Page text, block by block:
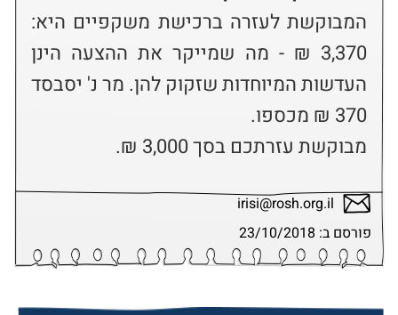
המבוקשת לעזרה ברכישת משקפיים היא:
3,370 ₪ - מה שמייקר את ההצעה הינן
העדשות המיוחדות שזקוק להן. מר נ' יסבסד
מבוקשת עזרתכם בסך 3,000 ₪.
irisi@rosh.org.il
פורסם ב: 23/10/2018